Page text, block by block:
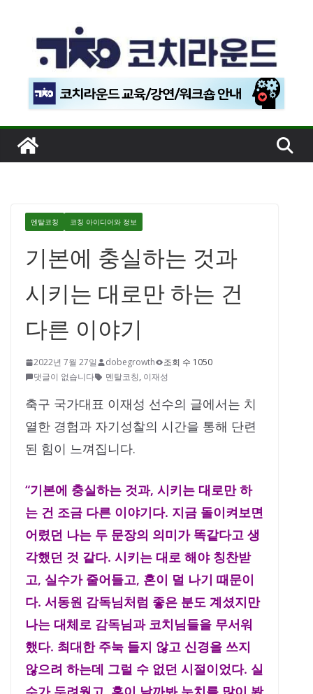
너
기
멘탈코칭 코칭 아이디어와 정보
기본에 충실하는 것과
시키는 대로만 하는 건
다른 이야기
2022년 7월 27일 dobegrowth
조회 수 1050
댓글이 없습니다
멘탈코칭, 이재성
축구 국가대표 이재성 선수의 글에서는 치
열한 경험과 자기성찰의 시간을 통해 단련
된 힘이 느껴집니다.
“기본에 충실하는 것과, 시키는 대로만 하
는 건 조금 다른 이야기다. 지금 돌이켜보면
어렸던 나는 두 문장의 의미가 똑같다고 생
각했던 것 같다. 시키는 대로 해야 칭찬받
고, 실수가 줄어들고, 혼이 덜 나기 때문이
다. 서동원 감독님처럼 좋은 분도 계셨지만
나는 대체로 감독님과 코치님들을 무서워
했다. 최대한 주눅 들지 않고 신경을 쓰지
않으려 하는데 그럴 수 없던 시절이었다. 실